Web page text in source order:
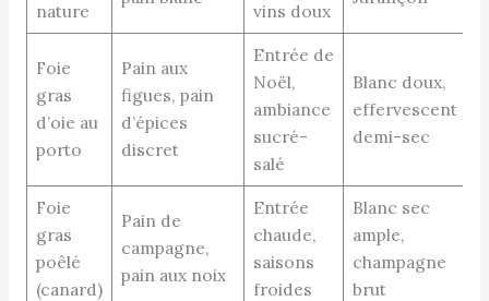
nature vins doux
Foie
gras
d’oie au
porto
Pain aux
figues, pain
d’épices
discret
Entrée de
Noël,
ambiance
sucré-
salé
Blanc doux,
effervescent
demi-sec
Foie
gras
poêlé
(canard)
Pain de
campagne,
pain aux noix
Entrée
chaude,
saisons
froides
Blanc sec
ample,
champagne
brut